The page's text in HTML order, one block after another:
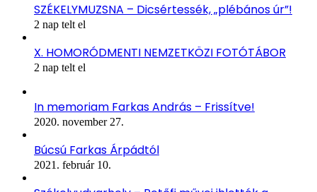
SZÉKELYMUZSNA – Dicsértessék, „plébános úr”!
2 nap telt el
X. HOMORÓDMENTI NEMZETKÖZI FOTÓTÁBOR
2 nap telt el
In memoriam Farkas András – Frissítve!
2020. november 27.
Búcsú Farkas Árpádtól
2021. február 10.